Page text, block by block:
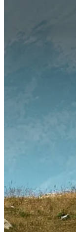
Кредиты
Могут
моего
делать,
Дана